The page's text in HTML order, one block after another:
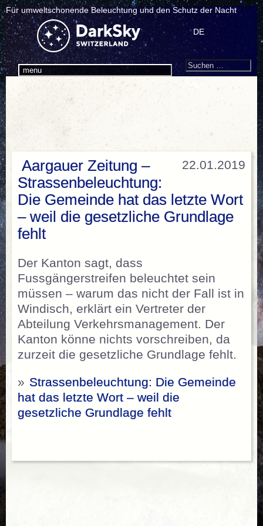
Für umweltschonende Beleuchtung und den Schutz der Nacht
menu
DE
Search
Suchen
22.01.2019
Aargauer Zeitung –
Strassenbeleuchtung:
Die Gemeinde hat das letzte Wort
– weil die gesetzliche Grundlage
fehlt
Der Kanton sagt, dass
Fussgängerstreifen beleuchtet sein
müssen – warum das nicht der Fall ist in
Windisch, erklärt ein Vertreter der
Abteilung Verkehrsmanagement. Der
Kanton könne nichts vorschreiben, da
zurzeit die gesetzliche Grundlage fehlt.
» Strassenbeleuchtung: Die Gemeinde
hat das letzte Wort – weil die
gesetzliche Grundlage fehlt